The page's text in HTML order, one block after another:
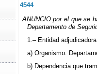
4544
ANUNCIO por el que se
Departamento de
1.– Entidad
a) Organismo:
b) Dependencia que